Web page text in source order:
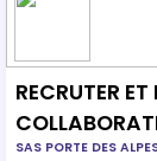
évaluations de
RECRUTER
SAS PORTE DES